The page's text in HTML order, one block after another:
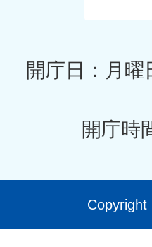
開庁日：月
開庁時
Copyright